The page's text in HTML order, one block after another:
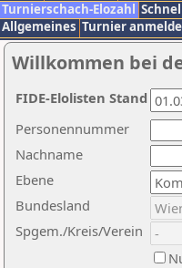
Turnierschach-Elozahl
Allgemeines Turnier
Willkommen bei
Nachname
Ebene
Personennummer
Bundesland
Spgem./Kreis/Verein
FIDE-Elolisten Stand